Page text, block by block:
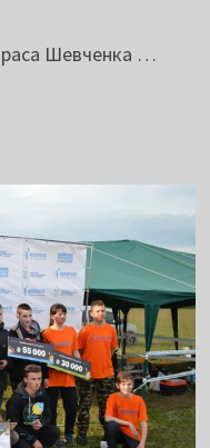
Шевченка …